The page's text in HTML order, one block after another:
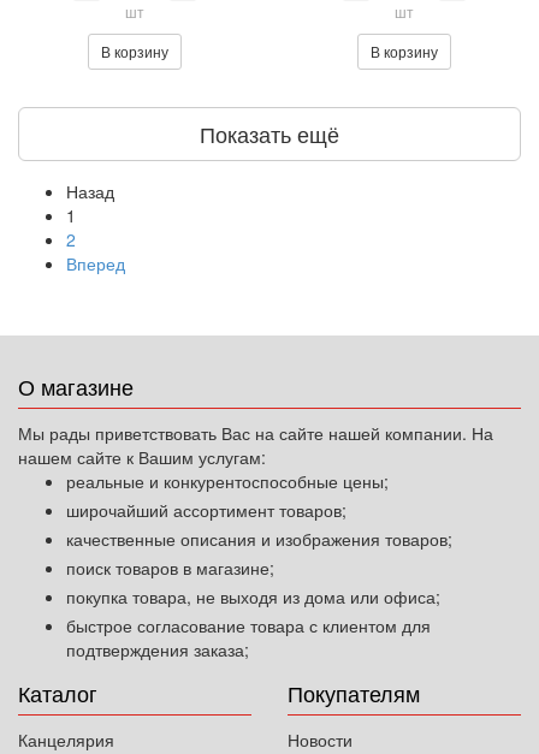
шт
В корзину
шт
В корзину
Показать ещё
Назад
1
2
Вперед
О магазине
Мы рады приветствовать Вас на сайте нашей компании. На
нашем сайте к Вашим услугам:
реальные и конкурентоспособные цены;
широчайший ассортимент товаров;
качественные описания и изображения товаров;
поиск товаров в магазине;
покупка товара, не выходя из дома или офиса;
быстрое согласование товара с клиентом для
подтверждения заказа;
Каталог
Канцелярия
Покупателям
Новости